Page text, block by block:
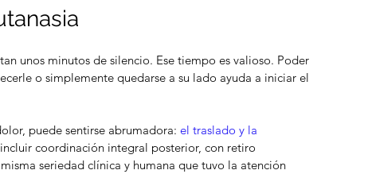
unos minutos de silencio. Ese tiempo es valioso. Poder
o simplemente quedarse a su lado ayuda a iniciar el
puede sentirse abrumadora: el traslado y la
coordinación integral posterior, con retiro
seriedad clínica y humana que tuvo la atención